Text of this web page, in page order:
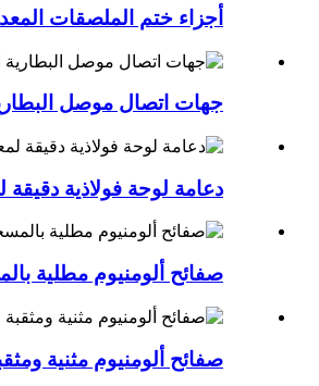
أجزاء ختم الملصقات
جهات اتصال موصل
دعامة لوحة فولاذية
صفائح ألومنيوم مطلية
صفائح ألومنيوم مثنية